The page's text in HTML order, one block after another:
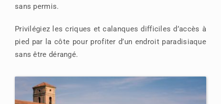
sans permis.
Privilégiez les criques et calanques difficiles d’accès à
pied par la côte pour profiter d’un endroit paradisiaque
sans être dérangé.